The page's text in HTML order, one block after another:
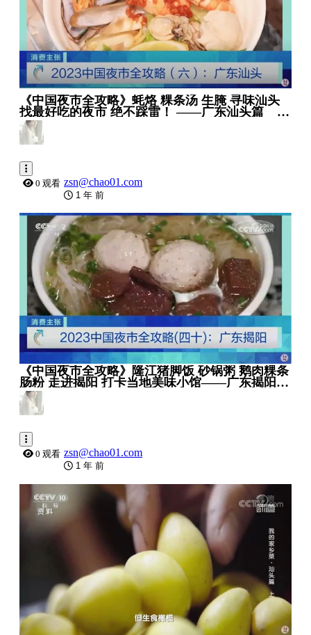
《中国夜市全攻略》蚝烙 粿条汤 生腌 寻味汕头
找最好吃的夜市 绝不踩雷！ ——广东汕头篇 _ 美
食中国 Tasty China
0 观看 zsn@chao01.com
1 年 前
0:22:20
《中国夜市全攻略》隆江猪脚饭 砂锅粥 鹅肉粿条
肠粉 走进揭阳 打卡当地美味小馆——广东揭阳篇
_ 美食中国 Tasty China
0 观看 zsn@chao01.com
1 年 前